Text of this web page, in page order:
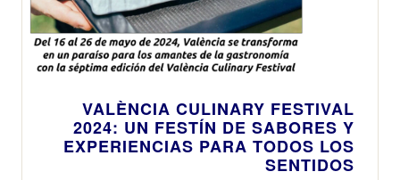
VALÈNCIA CULINARY FESTIVAL
2024: UN FESTÍN DE SABORES Y
EXPERIENCIAS PARA TODOS LOS
SENTIDOS